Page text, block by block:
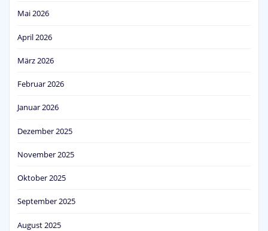
Mai 2026
April 2026
März 2026
Februar 2026
Januar 2026
Dezember 2025
November 2025
Oktober 2025
September 2025
August 2025